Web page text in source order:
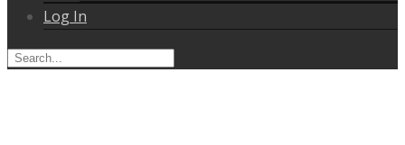
Log In